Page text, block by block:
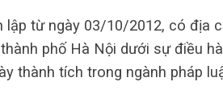
lập từ ngày 03/10/2012, có địa
phố Hà Nội dưới sự điều
thành tích trong ngành pháp